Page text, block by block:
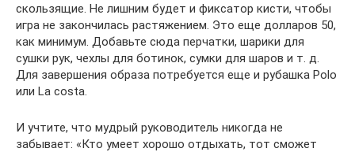
скользящие. Не лишним будет и фиксатор кисти, чтобы
игра не закончилась растяжением. Это еще долларов 50,
как минимум. Добавьте сюда перчатки, шарики для
сушки рук, чехлы для ботинок, сумки для шаров и т. д.
Для завершения образа потребуется еще и рубашка Polo
или La costa.
И учтите, что мудрый руководитель никогда не
забывает: «Кто умеет хорошо отдыхать, тот сможет